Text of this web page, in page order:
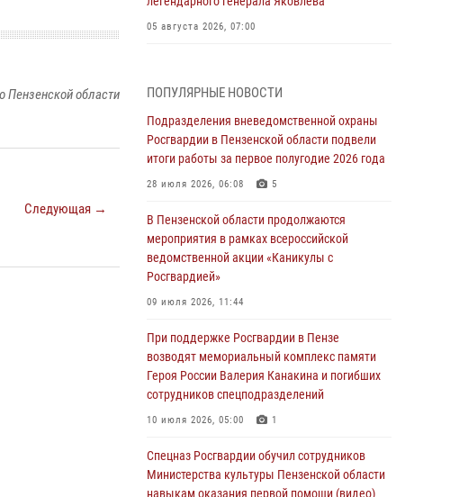
Пензенской области
Следующая →
05 августа 2026, 07:00
с вооружением и техникой Росгвардии
05 августа 2026, 06:15 6
В Пензе сотрудники Росгвардии оказали
помощь дезориентированному пенсионеру
В Пензе при силовой поддержке Росгвардии
пресечена деятельность ОПГ,
маскировавшейся под реабилитационный
центр (видео)
В Управлении Росгвардии по Пензенской
области подвели итоги работы за первое
полугодие 2026 года
04 августа 2026, 06:08
Росгвардия обеспечила безопасность
праздничных мероприятий в День ВДВ в
ПОПУЛЯРНЫЕ НОВОСТИ
Подразделения вневедомственной охраны
Росгвардии в Пензенской области подвели
итоги работы за первое полугодие 2026 года
28 июля 2026, 06:08 5
В Пензенской области продолжаются
мероприятия в рамках всероссийской
ведомственной акции «Каникулы с
Росгвардией»
09 июля 2026, 11:44
При поддержке Росгвардии в Пензе
возводят мемориальный комплекс памяти
Героя России Валерия Канакина и погибших
сотрудников спецподразделений
10 июля 2026, 05:00 1
Спецназ Росгвардии обучил сотрудников
Министерства культуры Пензенской области
навыкам оказания первой помощи (видео)